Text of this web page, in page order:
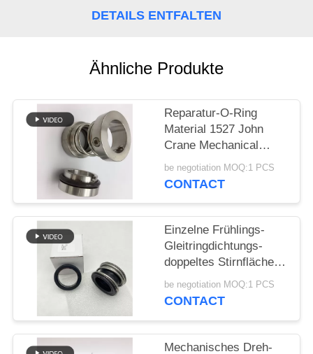
SITEMAP
PRIVACY
POLICY
DETAILS ENTFALTEN
Ähnliche Produkte
Reparatur-O-Ring
Material 1527 John
Crane Mechanical
Seals SS304
be negotiation MOQ:1 PCS
CONTACT
Einzelne Frühlings-
Gleitringdichtungs-
doppeltes Stirnfläche-
Gummi-Gebrüll
be negotiation MOQ:1 PCS
CONTACT
Mechanisches Dreh-